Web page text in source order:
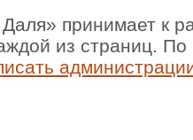
принимает к
из страниц.